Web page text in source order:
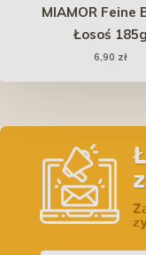
MIAMOR Feine
Łosoś 185g
6,90 zł